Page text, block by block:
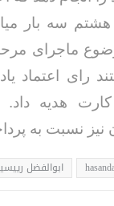
سه بار
ماجرای
رای اعتماد
کارت هدیه
نیز نسبت به
ابوالفضل